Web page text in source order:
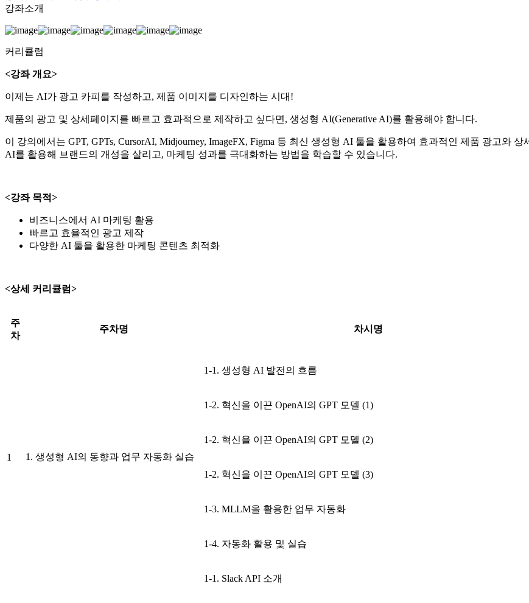
강좌소개
커리큘럼
<강좌 개요>
이제는 AI가 광고 카피를 작성하고, 제품 이미지를 디자인하는 시대!
제품의 광고 및 상세페이지를 빠르고 효과적으로 제작하고 싶다면, 생성형 AI(Generative AI)를 활용해야 합니다.
이 강의에서는 GPT, GPTs, CursorAI, Midjourney, ImageFX, Figma 등 최신 생성형 AI 툴을 활용하여 효과적인 제품 광고와
AI를 활용해 브랜드의 개성을 살리고, 마케팅 성과를 극대화하는 방법을 학습할 수 있습니다.
<강좌 목적>
비즈니스에서 AI 마케팅 활용
빠르고 효율적인 광고 제작
다양한 AI 툴을 활용한 마케팅 콘텐츠 최적화
<상세 커리큘럼>
주
차
주차명 차시명
1 1. 생성형 AI의 동향과 업무 자동화 실습
1-1. 생성형 AI 발전의 흐름
1-2. 혁신을 이끈 OpenAI의 GPT 모델 (1)
1-2. 혁신을 이끈 OpenAI의 GPT 모델 (2)
1-2. 혁신을 이끈 OpenAI의 GPT 모델 (3)
1-3. MLLM을 활용한 업무 자동화
1-4. 자동화 활용 및 실습
1-1. Slack API 소개